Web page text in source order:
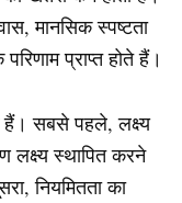
मानसिक स्पष्टता
प्राप्त होते हैं।
हैं। सबसे पहले, लक्ष्य
लक्ष्य स्थापित करने
नियमितता का